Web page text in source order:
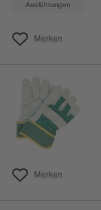
Ausführungen
Merken
Merken